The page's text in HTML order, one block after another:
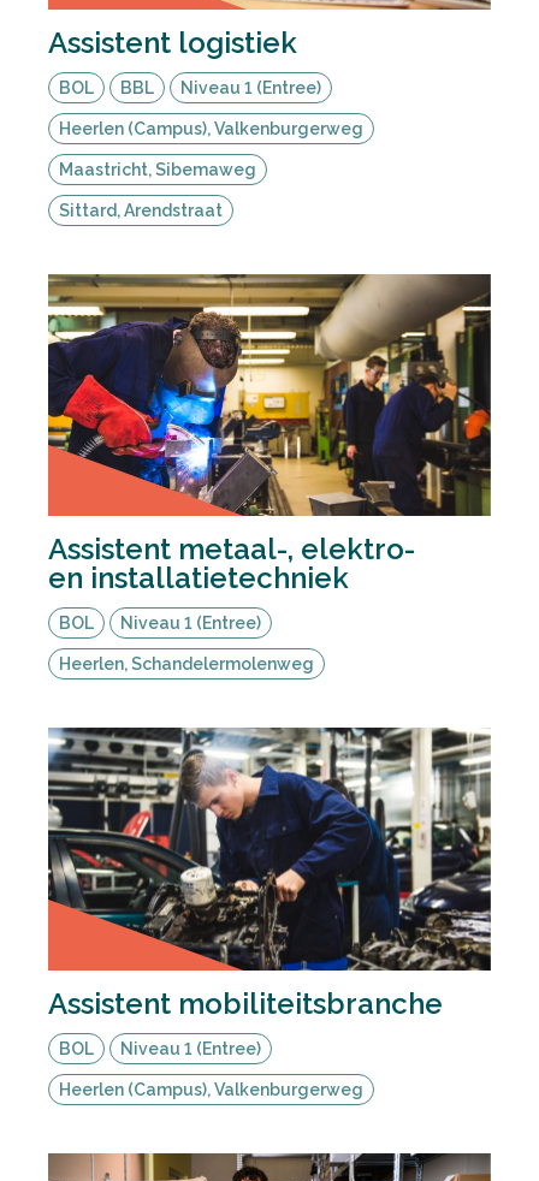
Assistent logistiek
BOL BBL Niveau 1 (Entree)
Heerlen (Campus), Valkenburgerweg
Maastricht, Sibemaweg
Sittard, Arendstraat
Assistent metaal-, elektro-
en installatietechniek
BOL Niveau 1 (Entree)
Heerlen, Schandelermolenweg
Assistent mobiliteitsbranche
BOL Niveau 1 (Entree)
Heerlen (Campus), Valkenburgerweg